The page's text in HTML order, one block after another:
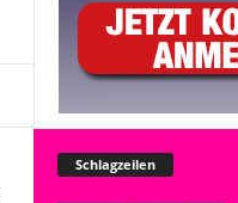
Schlagzeilen